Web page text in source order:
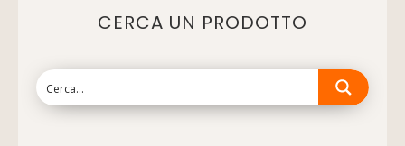
CERCA UN PRODOTTO